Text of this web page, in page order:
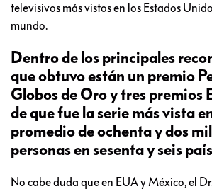
televisivos más vistos en los Estados
mundo.
Dentro de los principales
que obtuvo están un premio
Globos de Oro y tres premios
de que fue la serie más vista
promedio de ochenta y dos
personas en sesenta y seis
No cabe duda que en EUA y México, el